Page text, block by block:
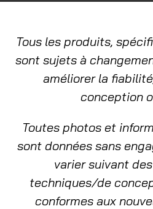
Tous les produits,
sont sujets à
améliorer la
conception
Toutes photos et
sont données sans
varier suivant
techniques/de
conformes aux